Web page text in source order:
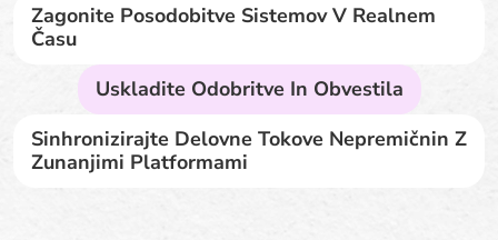
Zagonite Posodobitve Sistemov V Realnem
Času
Uskladite Odobritve In Obvestila
Sinhronizirajte Delovne Tokove Nepremičnin Z
Zunanjimi Platformami